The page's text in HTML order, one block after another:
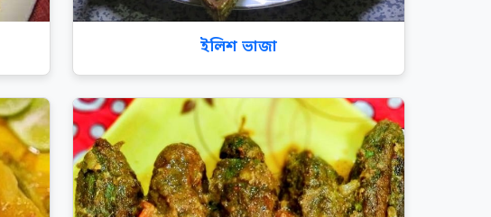
ইলিশ ভাজা